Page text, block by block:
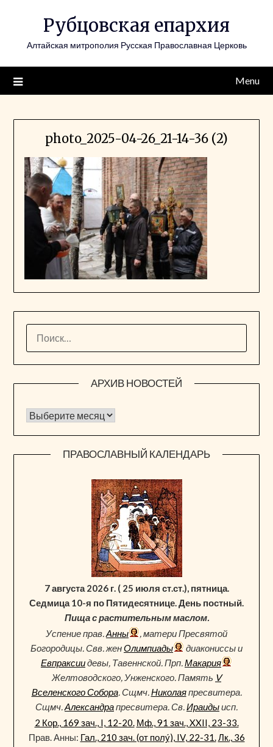
Рубцовская епархия
Алтайская митрополия Русская Православная Церковь
Menu
photo_2025-04-26_21-14-36 (2)
АРХИВ НОВОСТЕЙ
Архив новостей
ПРАВОСЛАВНЫЙ КАЛЕНДАРЬ
7 августа 2026 г. ( 25 июля ст.ст.), пятница.
Седмица 10-я по Пятидесятнице. День постный.
Пища с растительным маслом.
Успение прав.Анны
, матери Пресвятой
Богородицы. Свв. женОлимпиады
диакониссы и
Евпраксиидевы, Тавеннской. Прп.Макария
Желтоводского, Унженского. Память V
Вселенского Собора. Сщмч.Николаяпресвитера.
Сщмч.Александрапресвитера. Св.Ираидыисп.
2 Кор., 169 зач., I, 12-20. Мф., 91 зач., XXII, 23-33.
Прав. Анны: Гал., 210 зач. (от полу́), IV, 22-31.Лк., 36